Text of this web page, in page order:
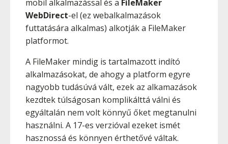
mobil alkalmazással és a FileMaker
WebDirect-el (ez webalkalmazások
futtatására alkalmas) alkotják a FileMaker
platformot.
A FileMaker mindig is tartalmazott indító
alkalmazásokat, de ahogy a platform egyre
nagyobb tudásúvá vált, ezek az alkamazások
kezdtek túlságosan komplikálttá válni és
egyáltalán nem volt könnyű őket megtanulni
használni. A 17-es verzióval ezeket ismét
hasznossá és könnyen érthetővé váltak.